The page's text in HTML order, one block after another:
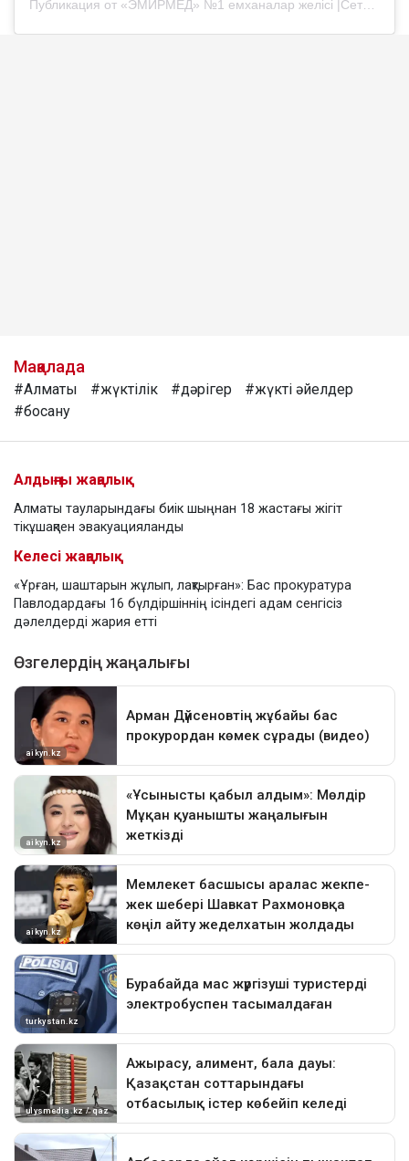
Мақалада
#Алматы #жүктілік #дәрігер
#жүкті әйелдер
#босану
Алдыңғы жаңалық
Алматы тауларындағы биік шыңнан 18 жастағы жігіт
тікұшақпен эвакуацияланды
Келесі жаңалық
«Ұрған, шаштарын жұлып, лақтырған»: Бас прокуратура
Павлодардағы 16 бүлдіршіннің ісіндегі адам сенгісіз
дәлелдерді жария етті